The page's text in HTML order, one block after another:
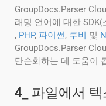
GroupDocs.Parser
래밍 언어에 대한
, PHP, 파이썬, 루비 및
GroupDocs.Parser
단순화하는 데 도움이
4 _ 파일에서